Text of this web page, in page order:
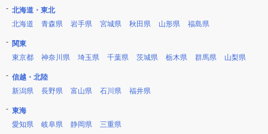
北海道・東北
北海道
青森県 岩手県 宮城県 秋田県 山形県 福島県
関東
東京都
神奈川県 埼玉県 千葉県 茨城県 栃木県 群馬県 山梨県
信越・北陸
新潟県
長野県 富山県 石川県 福井県
東海
愛知県
岐阜県 静岡県 三重県